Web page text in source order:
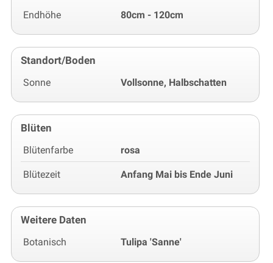
Endhöhe 80cm - 120cm
Standort/Boden
Sonne Vollsonne, Halbschatten
Blüten
Blütenfarbe rosa
Blütezeit Anfang Mai bis Ende Juni
Weitere Daten
Botanisch Tulipa 'Sanne'